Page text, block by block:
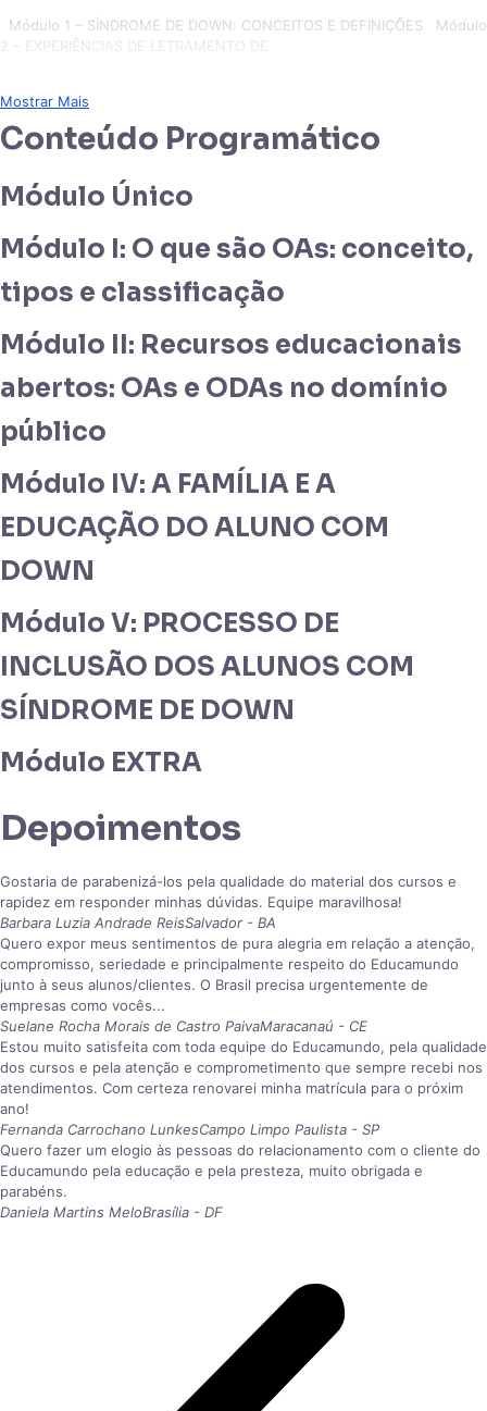
Módulo 1 – SÍNDROME DE DOWN: CONCEITOS E DEFINIÇÕES Módulo
2 – EXPERIÊNCIAS DE LETRAMENTO DE
Mostrar Mais
Conteúdo Programático
Módulo Único
Módulo I: O que são OAs: conceito,
tipos e classificação
Módulo II: Recursos educacionais
abertos: OAs e ODAs no domínio
público
Módulo IV: A FAMÍLIA E A
EDUCAÇÃO DO ALUNO COM
DOWN
Módulo V: PROCESSO DE
INCLUSÃO DOS ALUNOS COM
SÍNDROME DE DOWN
Módulo EXTRA
Depoimentos
Gostaria de parabenizá-los pela qualidade do material dos cursos e
rapidez em responder minhas dúvidas. Equipe maravilhosa!
Barbara Luzia Andrade ReisSalvador - BA
Quero expor meus sentimentos de pura alegria em relação a atenção,
compromisso, seriedade e principalmente respeito do Educamundo
junto à seus alunos/clientes. O Brasil precisa urgentemente de
empresas como vocês...
Suelane Rocha Morais de Castro PaivaMaracanaú - CE
Estou muito satisfeita com toda equipe do Educamundo, pela qualidade
dos cursos e pela atenção e comprometimento que sempre recebi nos
atendimentos. Com certeza renovarei minha matrícula para o próxim
ano!
Fernanda Carrochano LunkesCampo Limpo Paulista - SP
Quero fazer um elogio às pessoas do relacionamento com o cliente do
Educamundo pela educação e pela presteza, muito obrigada e
parabéns.
Daniela Martins MeloBrasília - DF